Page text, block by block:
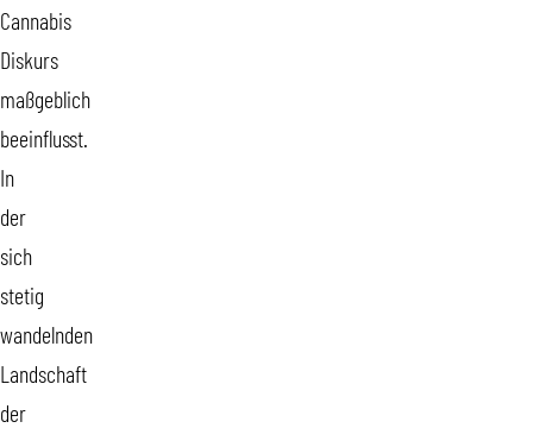
Cannabis
Diskurs
maßgeblich
beeinflusst.
In
der
sich
stetig
wandelnden
Landschaft
der